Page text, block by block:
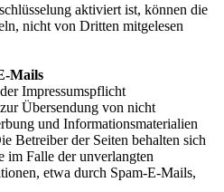
aktiviert ist, können die
nicht von Dritten mitgelesen
Mails
Impressumspflicht
Übersendung von nicht
und Informationsmaterialien
Betreiber der Seiten behalten sich
im Falle der unverlangten
etwa durch Spam-E-Mails,